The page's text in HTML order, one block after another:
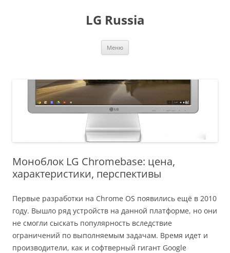
LG Russia
Меню
Моноблок LG Chromebase: цена,
характеристики, перспективы
Первые разработки на Chrome OS появились ещё в 2010
году. Вышло ряд устройств на данной платформе, но они
не смогли сыскать популярность вследствие
ограничений по выполняемым задачам. Время идет и
производители, как и софтверный гигант Google